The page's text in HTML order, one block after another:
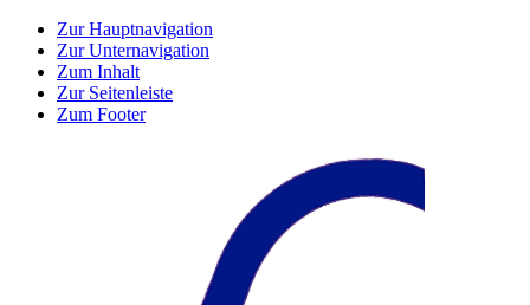
Zur Hauptnavigation
Zur Unternavigation
Zum Inhalt
Zur Seitenleiste
Zum Footer